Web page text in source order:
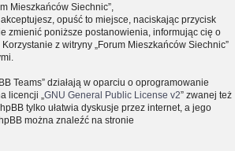
Mieszkańców Siechnic”,
opuść to miejsce, naciskając przycisk
zmienić poniższe postanowienia, informując cię o
z witryny „Forum Mieszkańców Siechnic”
Teams” działają w oparciu o oprogramowanie
„ GNU General Public License v2” zwanej też
tylko ułatwia dyskusje przez internet, a jego
można znaleźć na stronie